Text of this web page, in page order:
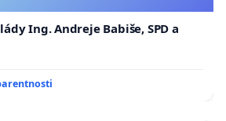
Ing. Andreje Babiše, SPD a